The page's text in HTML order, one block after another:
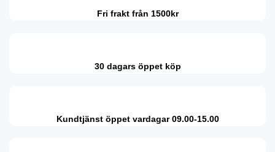
Fri frakt från 1500kr
30 dagars öppet köp
Kundtjänst öppet vardagar 09.00-15.00